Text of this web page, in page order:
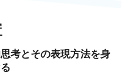
考とその表現方法を身